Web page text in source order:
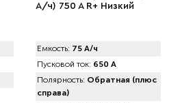
А/ч) 750 A R+ Низкий
Емкость: 75 А/ч
Пусковой ток: 650 А
Полярность: Обратная (плюс
справа)